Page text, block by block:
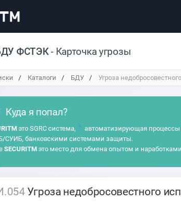
ФСТЭК- Карточка угрозы
Каталоги БДУ Угроза
Куда я попал?
это SGRC система, ? автоматизирующая
СУИБ, банковскими системами защиты.
SECURITM это место для обмена опытом и
Угроза недобросовестного